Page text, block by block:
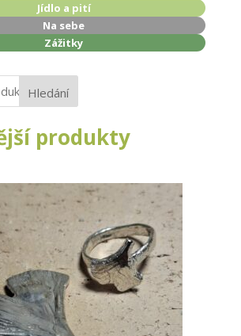
Jídlo a pití
Na sebe
Zážitky
Hledání
produkty